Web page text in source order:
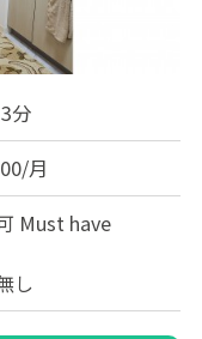
分
月
Must have
し